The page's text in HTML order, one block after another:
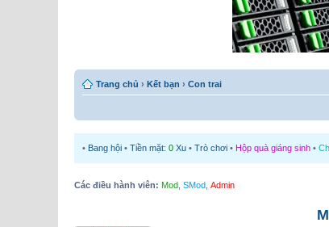
Trang chủ › Kết bạn › Con trai
• Bang hội • Tiền mặt: 0 Xu • Trò chơi • Hộp quà giáng sinh •
Các điều hành viên: Mod SMod Admin